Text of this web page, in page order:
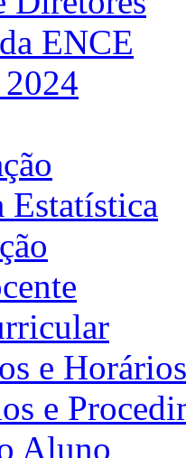
ENCE
Estatística
e Horários
e
Aluno